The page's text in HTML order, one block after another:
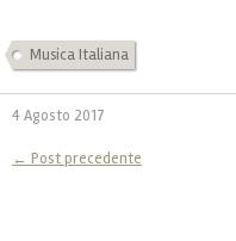
Musica Italiana
4 Agosto 2017
← Post precedente